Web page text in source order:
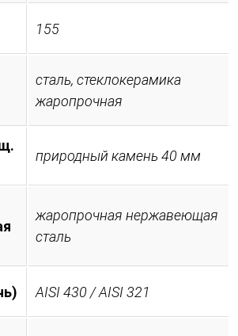
155
сталь, стеклокерамика
жаропрочная
природный камень 40 мм
жаропрочная нержавеющая
сталь
AISI 430 / AISI 321